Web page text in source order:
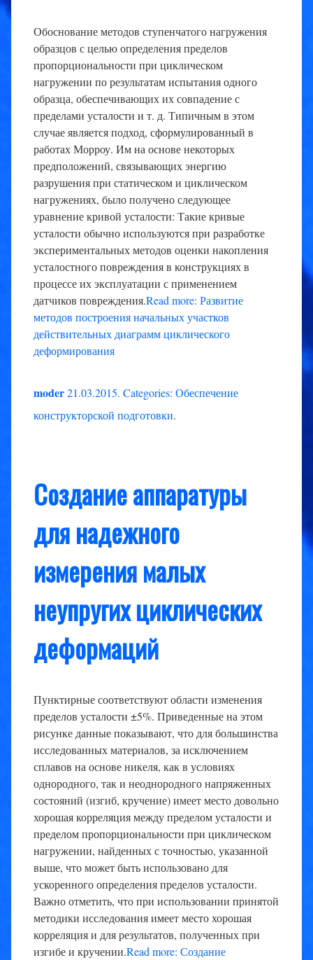
Обоснование методов ступенчатого нагружения
образцов с целью определения пределов
пропорциональности при циклическом
нагружении по результатам испытания одного
образца, обеспечивающих их совпадение с
пределами усталости и т. д. Типичным в этом
случае является подход, сформулированный в
работах Морроу. Им на основе некоторых
предположений, связывающих энергию
разрушения при статическом и циклическом
нагружениях, было получено следующее
уравнение кривой усталости: Такие кривые
усталости обычно используются при разработке
экспериментальных методов оценки накопления
усталостного повреждения в конструкциях в
процессе их эксплуатации с применением
датчиков повреждения.Read more: Развитие
методов построения начальных участков
действительных диаграмм циклического
деформирования
moder21.03.2015. Categories: Обеспечение
конструкторской подготовки.
Создание аппаратуры
для надежного
измерения малых
неупругих циклических
деформаций
Пунктирные соответствуют области изменения
пределов усталости ±5%. Приведенные на этом
рисунке данные показывают, что для большинства
исследованных материалов, за исключением
сплавов на основе никеля, как в условиях
однородного, так и неоднородного напряженных
состояний (изгиб, кручение) имеет место довольно
хорошая корреляция между пределом усталости и
пределом пропорциональности при циклическом
нагружении, найденных с точностью, указанной
выше, что может быть использовано для
ускоренного определения пределов усталости.
Важно отметить, что при использовании принятой
методики исследования имеет место хорошая
корреляция и для результатов, полученных при
изгибе и кручении.Read more: Создание